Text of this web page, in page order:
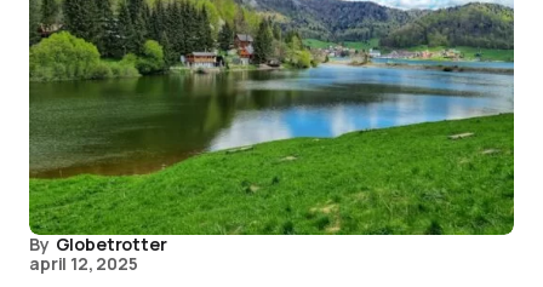
By Globetrotter
april 12, 2025